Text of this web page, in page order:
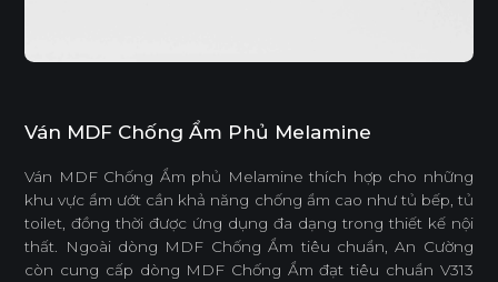
Ván MDF Chống Ẩm Phủ Melamine
Ván MDF Chống Ẩm phủ Melamine thích hợp cho những
khu vực ẩm ướt cần khả năng chống ẩm cao như tủ bếp, tủ
toilet, đồng thời được ứng dụng đa dạng trong thiết kế nội
thất. Ngoài dòng MDF Chống Ẩm tiêu chuẩn, An Cường
còn cung cấp dòng MDF Chống Ẩm đạt tiêu chuẩn V313